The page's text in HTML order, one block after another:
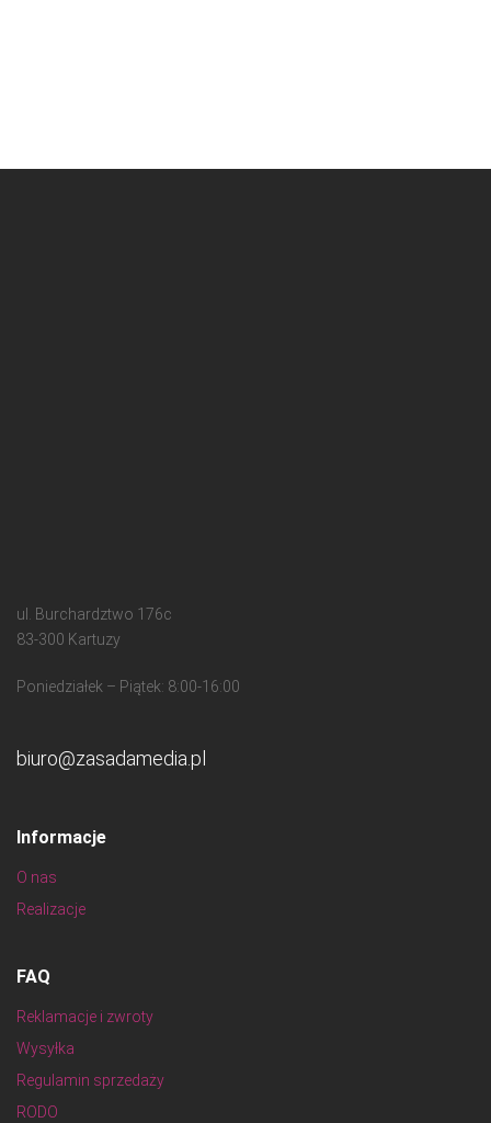
ul. Burchardztwo 176c
83-300 Kartuzy
Poniedziałek – Piątek: 8:00-16:00
biuro@zasadamedia.pl
Informacje
O nas
Realizacje
FAQ
Reklamacje i zwroty
Wysyłka
Regulamin sprzedaży
RODO